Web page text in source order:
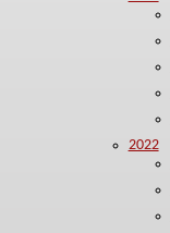
2022